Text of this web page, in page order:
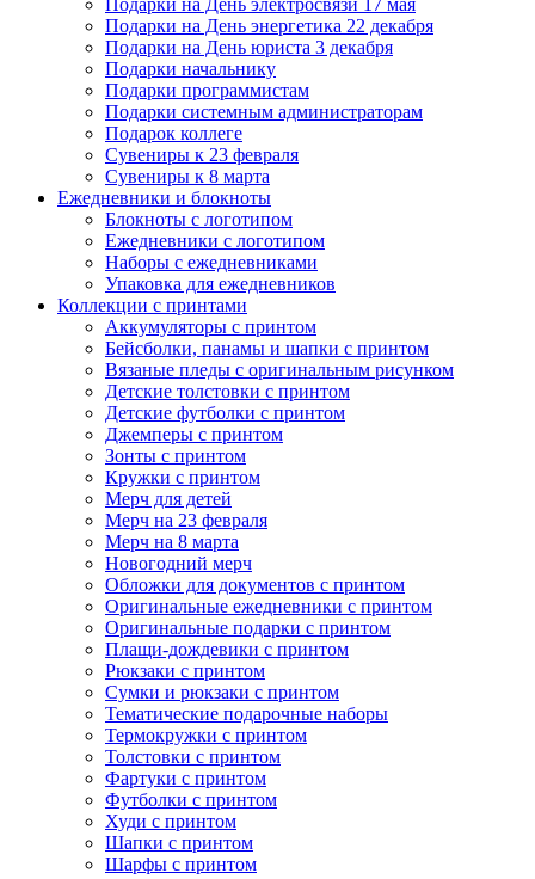
Подарки на День электросвязи 17 мая
Подарки на День энергетика 22 декабря
Подарки на День юриста 3 декабря
Подарки начальнику
Подарки программистам
Подарки системным администраторам
Подарок коллеге
Сувениры к 23 февраля
Сувениры к 8 марта
Ежедневники и блокноты
Блокноты с логотипом
Ежедневники с логотипом
Наборы с ежедневниками
Упаковка для ежедневников
Коллекции с принтами
Аккумуляторы с принтом
Бейсболки, панамы и шапки с принтом
Вязаные пледы с оригинальным рисунком
Детские толстовки с принтом
Детские футболки с принтом
Джемперы с принтом
Зонты с принтом
Кружки с принтом
Мерч для детей
Мерч на 23 февраля
Мерч на 8 марта
Новогодний мерч
Обложки для документов с принтом
Оригинальные ежедневники с принтом
Оригинальные подарки с принтом
Плащи-дождевики с принтом
Рюкзаки с принтом
Сумки и рюкзаки с принтом
Тематические подарочные наборы
Термокружки с принтом
Толстовки с принтом
Фартуки с принтом
Футболки с принтом
Худи с принтом
Шапки с принтом
Шарфы с принтом